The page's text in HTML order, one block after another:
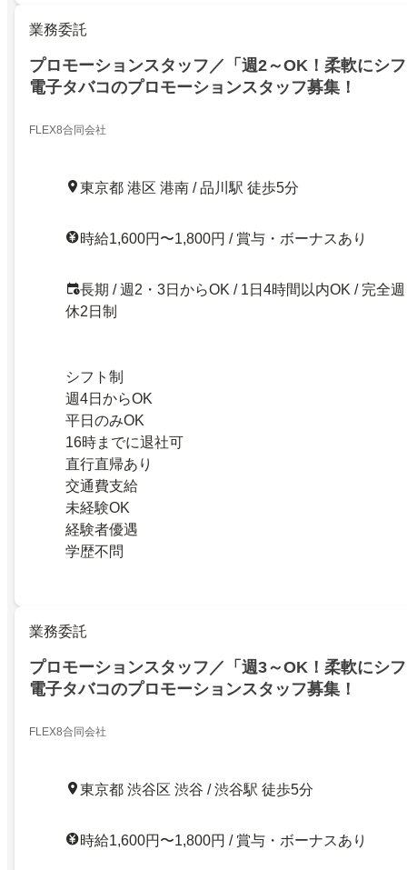
業務委託
プロモーションスタッフ／「週2～OK！柔軟にシ
電子タバコのプロモーションスタッフ募集！
FLEX8合同会社
東京都 港区 港南 / 品川駅 徒歩5分
時給1,600円〜1,800円 / 賞与・ボーナスあり
長期 / 週2・3日からOK / 1日4時間以内OK / 完全週
休2日制
シフト制
週4日からOK
平日のみOK
16時までに退社可
直行直帰あり
交通費支給
未経験OK
経験者優遇
学歴不問
業務委託
プロモーションスタッフ／「週3～OK！柔軟にシ
電子タバコのプロモーションスタッフ募集！
FLEX8合同会社
東京都 渋谷区 渋谷 / 渋谷駅 徒歩5分
時給1,600円〜1,800円 / 賞与・ボーナスあり